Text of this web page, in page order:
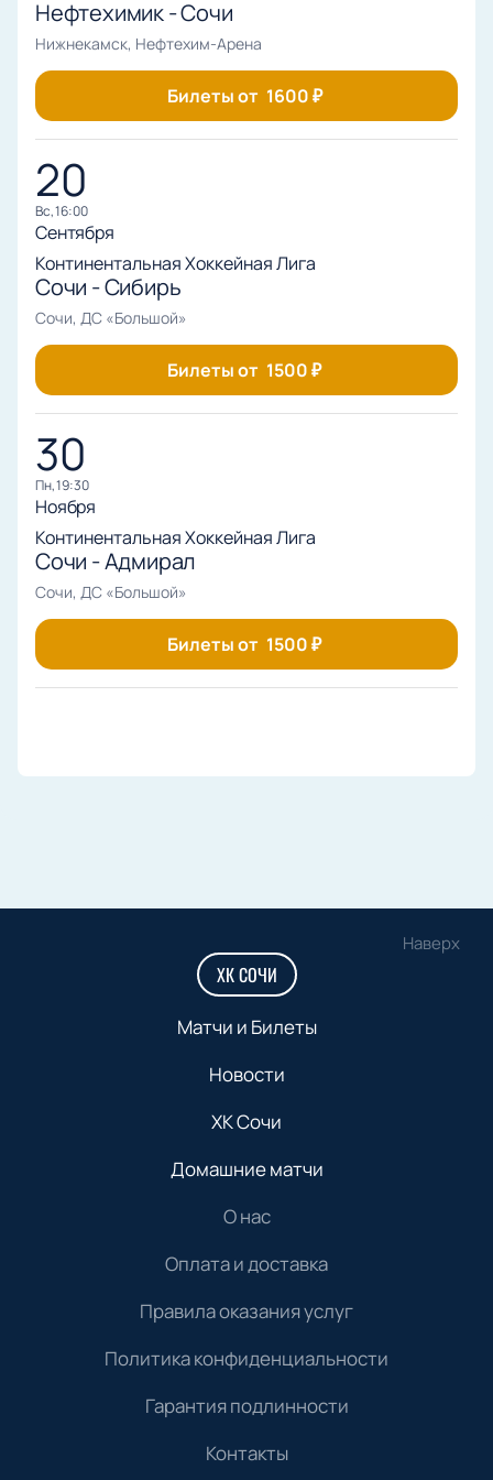
Нефтехимик - Сочи
Нижнекамск, Нефтехим-Арена
Билеты от 1600₽
20
вс, 16:00
Сентября
Континентальная Хоккейная Лига
Сочи - Сибирь
Сочи, ДС «Большой»
Билеты от 1500₽
30
пн, 19:30
Ноября
Континентальная Хоккейная Лига
Сочи - Адмирал
Сочи, ДС «Большой»
Билеты от 1500₽
Наверх
ХК СОЧИ
Матчи и Билеты
Новости
ХК Сочи
Домашние матчи
О нас
Оплата и доставка
Правила оказания услуг
Политика конфиденциальности
Гарантия подлинности
Контакты